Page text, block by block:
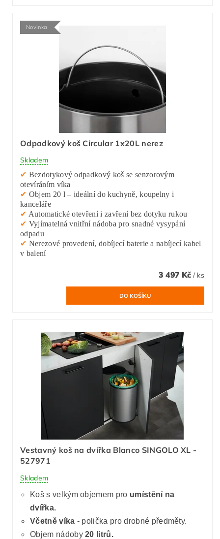
Novinka
Odpadkový koš Circular 1x20L nerez
Skladem
✔ Bezdotykový odpadkový koš se senzorovým
otevíráním víka
✔ Objem 20 l – ideální do kuchyně, koupelny i
kanceláře
✔ Automatické otevření i zavření bez dotyku rukou
✔ Vyjímatelná vnitřní nádoba pro snadné vysypání
odpadu
✔ Nerezové provedení, dobíjecí baterie a nabíjecí kabel
v balení
3 497 Kč / ks
Vestavný koš na dvířka Blanco SINGOLO XL -
527971
Skladem
Koš s velkým objemem pro umístění na
dvířka.
Včetně víka - polička pro drobné předměty.
Objem nádoby20 litrů.